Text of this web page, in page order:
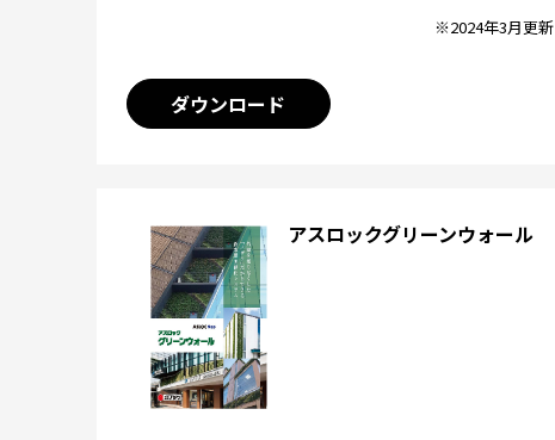
※2024年3月更新
ダウンロード
アスロックグリーンウォール